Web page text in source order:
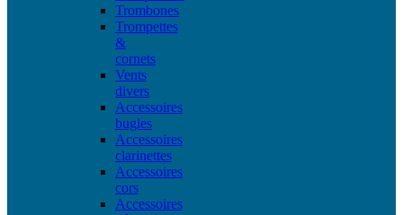
Trombones
Trompettes
&
cornets
Vents
divers
Accessoires
bugles
Accessoires
clarinettes
Accessoires
cors
Accessoires